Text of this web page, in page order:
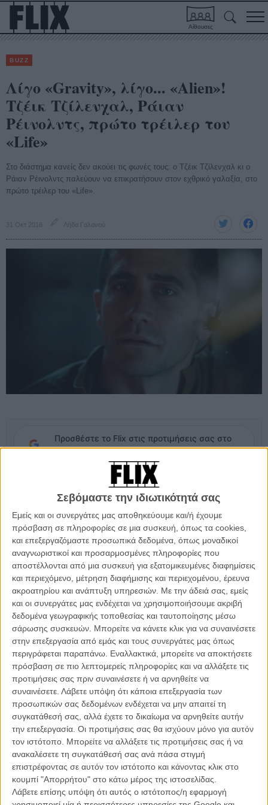
Σεβόμαστε την ιδιωτικότητά σας
Εμείς και οι συνεργάτες μας αποθηκεύουμε και/ή έχουμε
πρόσβαση σε πληροφορίες σε μια συσκευή, όπως τα cookies,
και επεξεργαζόμαστε προσωπικά δεδομένα, όπως μοναδικοί
αναγνωριστικοί και προσαρμοσμένες πληροφορίες που
αποστέλλονται από μια συσκευή για εξατομικευμένες διαφημίσεις
και περιεχόμενο, μέτρηση διαφήμισης και περιεχομένου, έρευνα
ακροατηρίου και ανάπτυξη υπηρεσιών. Με την άδειά σας, εμείς
και οι συνεργάτες μας ενδέχεται να χρησιμοποιήσουμε ακριβή
δεδομένα γεωγραφικής τοποθεσίας και ταυτοποίησης μέσω
σάρωσης συσκευών. Μπορείτε να κάνετε κλικ για να συναινέσετε
στην επεξεργασία από εμάς και τους συνεργάτες μας όπως
περιγράφεται παραπάνω. Εναλλακτικά, μπορείτε να αποκτήσετε
πρόσβαση σε πιο λεπτομερείς πληροφορίες και να αλλάξετε τις
προτιμήσεις σας πριν συναινέσετε ή να αρνηθείτε να
συναινέσετε. Λάβετε υπόψη ότι κάποια επεξεργασία των
προσωπικών σας δεδομένων ενδέχεται να μην απαιτεί τη
συγκατάθεσή σας, αλλά έχετε το δικαίωμα να αρνηθείτε αυτήν
την επεξεργασία. Οι προτιμήσεις σας θα ισχύουν μόνο για αυτόν
τον ιστότοπο. Μπορείτε να αλλάξετε τις προτιμήσεις σας ή να
ανακαλέσετε τη συγκατάθεσή σας ανά πάσα στιγμή
επιστρέφοντας σε αυτόν τον ιστότοπο και κάνοντας κλικ στο
κουμπί "Απορρήτου" στο κάτω μέρος της ιστοσελίδας.
Λάβετε επίσης υπόψη ότι αυτός ο ιστότοπος/η εφαρμογή
Αίθουσες
BUZZ
Λίγο «Gravity», λίγο... «Alien»!
Τζέικ Τζίλενχαλ, Ράιαν
Ρέινολντς, πρώτο τρέιλερ του
«Life»
Στο διάστημα κανείς δεν ακούει τις φωνές τους: ο Τζέικ Τζίλενχαλ κι ο
Ράιαν Ρέινολντς παλεύουν να επικρατήσουν στον εχθρικό γαλαξία, στο
πρώτο τρέιλερ του «Life».
31 Οκτ 2016 Λήδα Γαλανού
Προσθέστε το Flix στις προτιμήσεις σας στο
Google
Οσο εμείς περιμένουμε να δούμε τον Τζέικ Τζίλενχαλ στο
«Nocturnal Animals» του Τομ Φορντ, όσο ο Ράιαν Ρέινολντς
ξαναφορά σιγά-σιγά τη φόρμα του«Deadpool», στο έξω διάστημα
ξετυλίγεται ένα περιπετειώδες θρίλερ. Το «Life» του Ντάνιελ
Εσπινόζα (που ξανασυνεργάστηκε με τονΡάιαν Ρέινολντς στο
«Safe House»του 2012), ετοιμάζεται για τις αμερικανικές αίθουσες
για τον ερχόμενο Μάιο, με σκοπό να μας προϊδεάσει ότι, κι αν βρεθεί
ζωή στο διάστημα, τίποτε δε μας εξασφαλίζει ότι θα είναι... φιλική!
Δείτε ακόμη:Βίαιο και θλιμμένο: το «Nocturnal Animals» έχει
trailer!
Το «Life» παρακολουθεί το εξαμελές πλήρωμα του Διεθνούς